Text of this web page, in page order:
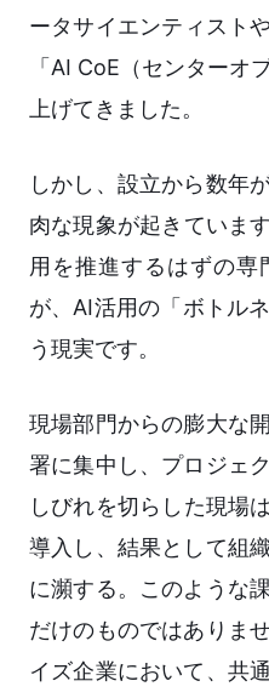
ータサイエンティスト
「AI CoE（センターオ
上げてきました。
しかし、設立から数年
肉な現象が起きていま
用を推進するはずの専
が、AI活用の「ボトル
う現実です。
現場部門からの膨大な
署に集中し、プロジェ
しびれを切らした現場
導入し、結果として組
に瀕する。このような
だけのものではありま
イズ企業において、共